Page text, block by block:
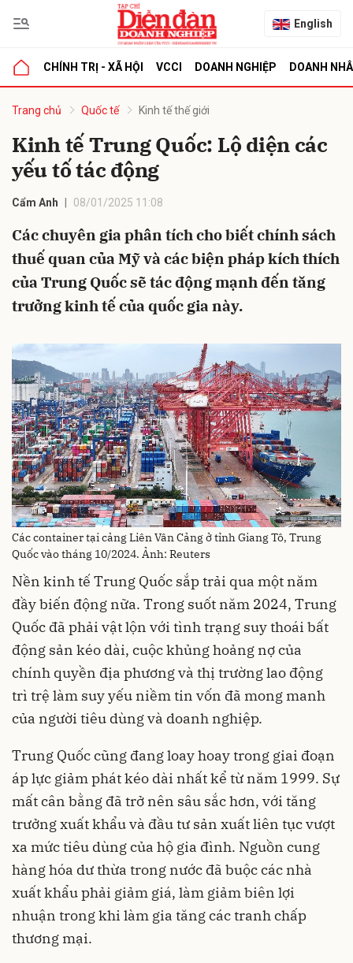
English
CHÍNH TRỊ - XÃ HỘI VCCI DOANH NGHIỆP DOANH
Trang chủ Quốc tế Kinh tế thế giới
Kinh tế Trung Quốc: Lộ diện các
yếu tố tác động
Cẩm Anh 08/01/2025 11:08
Các chuyên gia phân tích cho biết chính sách
thuế quan của Mỹ và các biện pháp kích thích
của Trung Quốc sẽ tác động mạnh đến tăng
trưởng kinh tế của quốc gia này.
Các container tại cảng Liên Vân Cảng ở tỉnh Giang Tô, Trung
Quốc vào tháng 10/2024. Ảnh: Reuters
Nền kinh tế Trung Quốc sắp trải qua một năm
đầy biến động nữa. Trong suốt năm 2024, Trung
Quốc đã phải vật lộn với tình trạng suy thoái bất
động sản kéo dài, cuộc khủng hoảng nợ của
chính quyền địa phương và thị trường lao động
trì trệ làm suy yếu niềm tin vốn đã mong manh
của người tiêu dùng và doanh nghiệp.
Trung Quốc cũng đang loay hoay trong giai đoạn
áp lực giảm phát kéo dài nhất kể từ năm 1999. Sự
mất cân bằng đã trở nên sâu sắc hơn, với tăng
trưởng xuất khẩu và đầu tư sản xuất liên tục vượt
xa mức tiêu dùng của hộ gia đình. Nguồn cung
hàng hóa dư thừa trong nước đã buộc các nhà
xuất khẩu phải giảm giá, làm giảm biên lợi
nhuận trong khi làm gia tăng các tranh chấp
thương mại.
luận
Hủy